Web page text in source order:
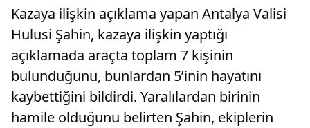
Kazaya ilişkin açıklama yapan Antalya Valisi
Hulusi Şahin, kazaya ilişkin yaptığı
açıklamada araçta toplam 7 kişinin
bulunduğunu, bunlardan 5’inin hayatını
kaybettiğini bildirdi. Yaralılardan birinin
hamile olduğunu belirten Şahin, ekiplerin